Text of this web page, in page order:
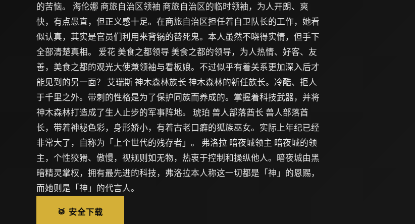
的苦恼。 海伦娜 商旅自治区领袖 商旅自治区的临时领袖，为人开朗、爽
快，有点愚直，但正义感十足。在商旅自治区担任着自卫队长的工作，她看
似认真，其实是官员们利用来背锅的替死鬼。本人虽然不晓得实情，但手下
全部清楚真相。 爱花 美食之都领导 美食之都的领导，为人热情、好客、友
善，美食之都的观光大使兼领袖与看板娘。不过似乎有着关系更加深入后才
能见到的另一面？ 艾瑞斯 神木森林族长 神木森林的新任族长。冷酷、拒人
于千里之外。带刺的性格是为了保护同族而养成的。掌握着科技武器，并将
神木森林打造成了生人止步的军事阵地。 琥珀 兽人部落酋长 兽人部落酋
长，带着神秘色彩，身形娇小，有着古老口癖的狐族巫女。实际上年纪已经
非常大了，自称为「上个世代的残存者」。 弗洛拉 暗夜城领主 暗夜城的领
主，个性狡猾、傲慢，视规则如无物，热衷于控制和操纵他人。暗夜城由黑
暗精灵掌权，拥有最先进的科技，弗洛拉本人称这一切都是「神」的恩赐，
而她则是「神」的代言人。
🥁 安全下载